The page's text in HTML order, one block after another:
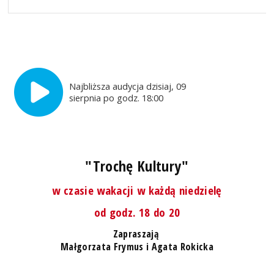
Najbliższa audycja dzisiaj, 09
sierpnia po godz. 18:00
"Trochę Kultury"
w czasie wakacji w każdą niedzielę
od godz. 18 do 20
Zapraszają
Małgorzata Frymus i Agata Rokicka